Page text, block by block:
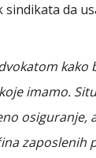
da
imamo.